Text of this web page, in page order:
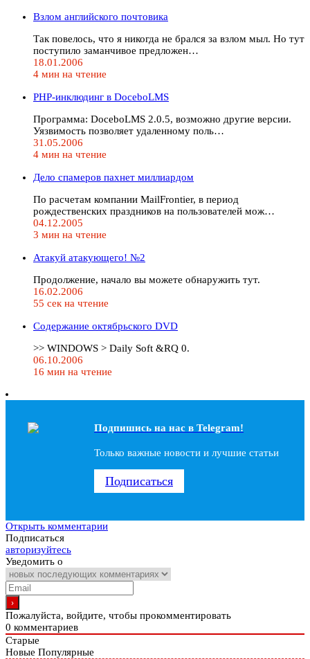
Взлом английского почтовика
Так повелось, что я никогда не брался за взлом мыл. Но тут
поступило заманчивое предложен…
18.01.2006
4 мин на чтение
PHP-инклюдинг в DoceboLMS
Программа: DoceboLMS 2.0.5, возможно другие версии.
Уязвимость позволяет удаленному поль…
31.05.2006
4 мин на чтение
Дело спамеров пахнет миллиардом
По расчетам компании MailFrontier, в период
рождественских праздников на пользователей мож…
04.12.2005
3 мин на чтение
Атакуй атакующего! №2
Продолжение, начало вы можете обнаружить тут.
16.02.2006
55 сек на чтение
Содержание октябрьского DVD
>> WINDOWS > Daily Soft &RQ 0.
06.10.2006
16 мин на чтение
Подпишись на наc в Telegram!
Только важные новости и лучшие статьи
Подписаться
Открыть комментарии
Подписаться
авторизуйтесь
Уведомить о
Пожалуйста, войдите, чтобы прокомментировать
0 комментариев
Старые
Новые Популярные